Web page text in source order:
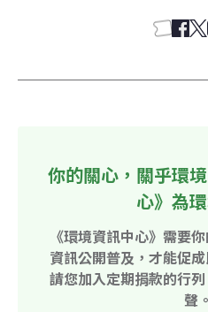
你的關心，關乎環
心》為
《環境資訊中心》需要
資訊公開普及，才能促
請您加入定期捐款的行
聲。